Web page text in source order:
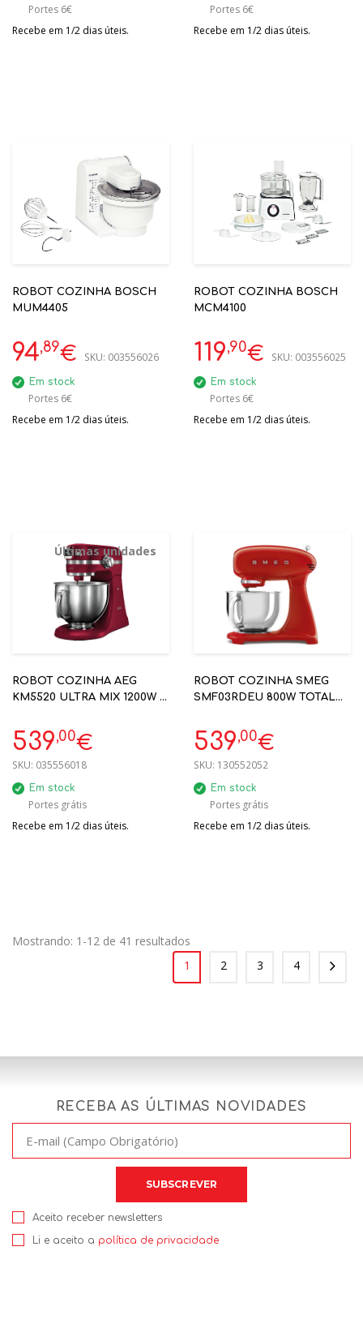
Portes 6€
Recebe em 1/2 dias úteis.
Portes 6€
Recebe em 1/2 dias úteis.
ROBOT COZINHA BOSCH
MUM4405
94,89€ SKU: 003556026
Em stock
Portes 6€
Recebe em 1/2 dias úteis.
ROBOT COZINHA BOSCH
MCM4100
119,90€ SKU: 003556025
Em stock
Portes 6€
Recebe em 1/2 dias úteis.
Últimas unidades
ROBOT COZINHA AEG
KM5520 ULTRA MIX 1200W 2
539,00€
SKU: 035556018
Em stock
Portes grátis
Recebe em 1/2 dias úteis.
ROBOT COZINHA SMEG
SMF03RDEU 800W TOTAL
539,00€
SKU: 130552052
Em stock
Portes grátis
Recebe em 1/2 dias úteis.
Mostrando: 1-12 de 41 resultados
1
2 3 4
RECEBA AS ÚLTIMAS NOVIDADES
Aceito receber newsletters
Li e aceito a política de privacidade